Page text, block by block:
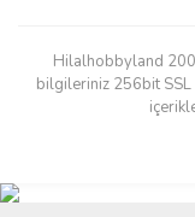
Hilalhobbyland
bilgileriniz 256bit SSL